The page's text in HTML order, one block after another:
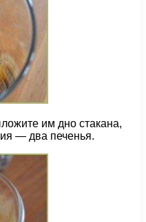
им дно стакана,
— два печенья.